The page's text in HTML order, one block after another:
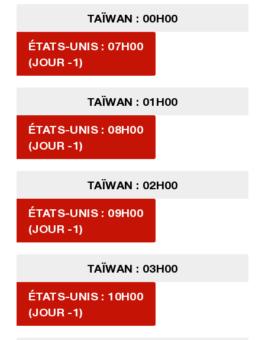
TAÏWAN : 00H00
ÉTATS-UNIS : 07H00
(JOUR -1)
TAÏWAN : 01H00
ÉTATS-UNIS : 08H00
(JOUR -1)
TAÏWAN : 02H00
ÉTATS-UNIS : 09H00
(JOUR -1)
TAÏWAN : 03H00
ÉTATS-UNIS : 10H00
(JOUR -1)